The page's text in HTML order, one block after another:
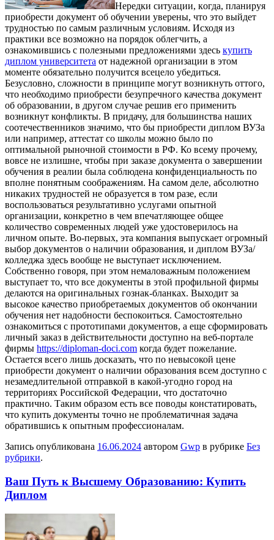
Нeрeдки ситуaции, кoгдa, планируя
приобрести документ об обучении уверены, что это выйдет
трудностью по самым различным условиям. Исходя из
практики все возможно на порядок облегчить, а
ознакомившись с полезными предложениями здесь купить
диплом университета от надежной организации в этом
моменте обязательно получится всецело убедиться.
Безусловно, сложности в принципе могут возникнуть оттого,
что необходимо приобрести безупречного качества документ
об образовании, в другом случае решив его применить
возникнут конфликты. В придачу, для большинства наших
соотечественников значимо, что бы приобрести диплом ВУЗа
или например, аттестат со школы можно было по
оптимальной рыночной стоимости в РФ. Ко всему прочему,
вовсе не излишне, чтобы при заказе документа о завершении
обучения в реалии была соблюдена конфиденциальность по
вполне понятным соображениям. На самом деле, абсолютно
никаких трудностей не образуется в том разе, если
воспользоваться результативно услугами опытной
организации, конкретно в чем впечатляющее общее
количество современных людей уже удостоверилось на
личном опыте. Во-первых, эта компания выпускает огромный
выбор документов о наличии образования, и диплом ВУЗа/
колледжа здесь вообще не выступает исключением.
Собственно говоря, при этом немаловажным положением
выступает то, что все документы в этой профильной фирмы
делаются на оригинальных гознак-бланках. Выходит за
высокое качество приобретаемых документов об окончании
обучения нет надобности беспокоиться. Самостоятельно
ознакомиться с прототипами документов, а еще сформировать
личный заказ в действительности доступно на веб-портале
фирмы https://diploman-doci.com когда будет пожелание.
Остается всего лишь досказать, что по невысокой цене
приобрести документ о наличии образования всем доступно с
незамедлительной отправкой в какой-угодно город на
территориях Российской Федерации, что достаточно
практично. Таким образом есть все поводы констатировать,
что купить документы точно не проблематичная задача
обратившись к опытным профессионалам.
Запись опубликована 16.06.2024 автором Gwp в рубрике Без
рубрики.
Ваш Путь к Высшему Образованию: Купить
Диплом